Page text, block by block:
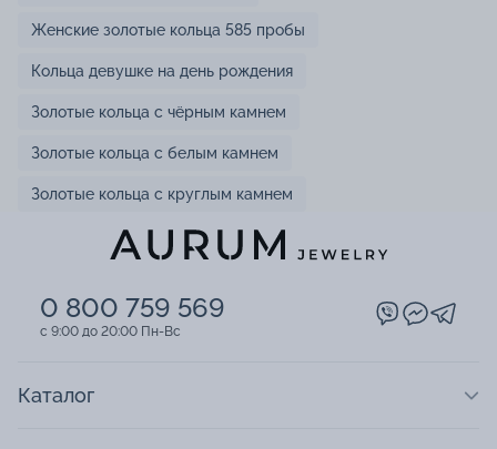
Женские золотые кольца 585 пробы
Кольца девушке на день рождения
Золотые кольца с чёрным камнем
Золотые кольца с белым камнем
Золотые кольца с круглым камнем
0 800 759 569
c 9:00 до 20:00 Пн-Вс
Каталог